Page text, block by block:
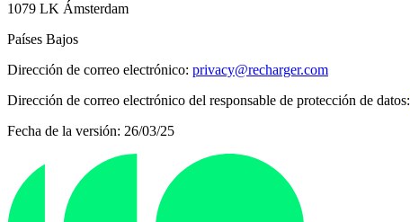
1079 LK Ámsterdam
Países Bajos
Dirección de correo electrónico: privacy@recharger.com
Dirección de correo electrónico del responsable de protección de datos:
Fecha de la versión: 26/03/25